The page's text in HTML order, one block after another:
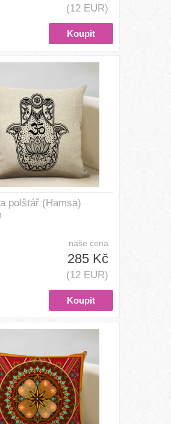
(12 EUR)
polštář (Hamsa)
naše cena
285 Kč
(12 EUR)